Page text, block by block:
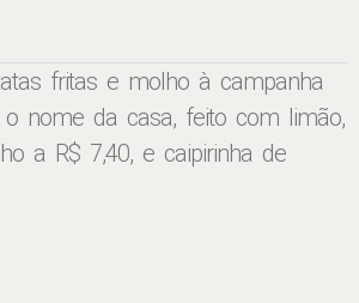
fritas e molho à campanha
nome da casa, feito com limão,
a R$ 7,40, e caipirinha de